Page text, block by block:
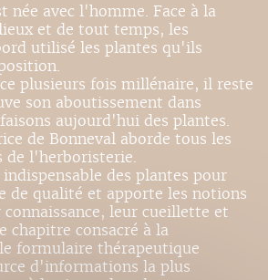
née avec l'homme. Face à la
et de tout temps, les
utilisé les plantes qu'ils
plusieurs fois millénaire, il reste
son aboutissement dans
aujourd'hui des plantes.
de Bonneval aborde tous les
de l'herboristerie.
des plantes pour
de qualité et apporte les notions
connaissance, leur cueillette et
chapitre consacré à la
formulaire thérapeutique
d'informations la plus